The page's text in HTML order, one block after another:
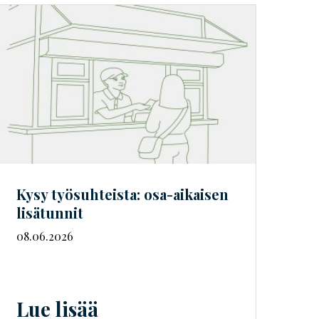
Kysy työsuhteista: osa-aikaisen
lisätunnit
08.06.2026
Lue lisää